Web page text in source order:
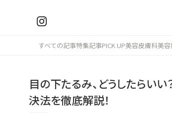
すべての記事特集記事PICK UP美容皮膚科美
目の下たるみ、どうしたらい
決法を徹底解説！